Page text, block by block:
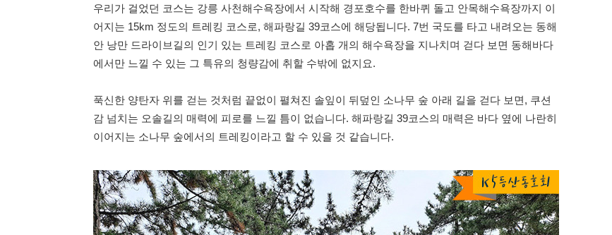
우리가 걸었던 코스는 강릉 사천해수욕장에서 시작해 경포호수를 한바퀴 돌고 안목해수욕장까지 이
어지는 15km 정도의 트레킹 코스로, 해파랑길 39코스에 해당됩니다. 7번 국도를 타고 내려오는 동해
안 낭만 드라이브길의 인기 있는 트레킹 코스로 아홉 개의 해수욕장을 지나치며 걷다 보면 동해바다
에서만 느낄 수 있는 그 특유의 청량감에 취할 수밖에 없지요.
푹신한 양탄자 위를 걷는 것처럼 끝없이 펼쳐진 솔잎이 뒤덮인 소나무 숲 아래 길을 걷다 보면, 쿠션
감 넘치는 오솔길의 매력에 피로를 느낄 틈이 없습니다. 해파랑길 39코스의 매력은 바다 옆에 나란히
이어지는 소나무 숲에서의 트레킹이라고 할 수 있을 것 같습니다.